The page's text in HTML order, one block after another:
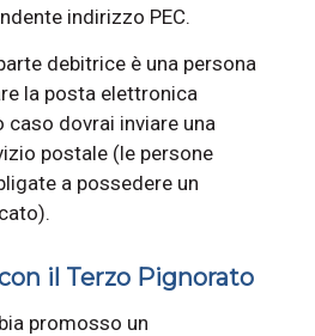
indirizzo PEC.
debitrice è una persona
la posta elettronica
dovrai inviare una
postale (le persone
a possedere un
il Terzo Pignorato
promosso un